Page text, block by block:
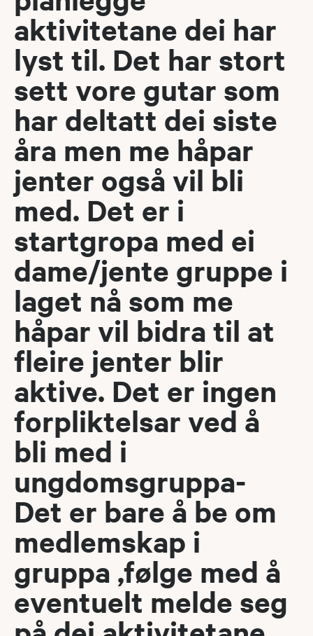
aktivitetane dei har
lyst til. Det har stort
sett vore gutar som
har deltatt dei siste
åra men me håpar
jenter også vil bli
med. Det er i
startgropa med ei
dame/jente gruppe i
laget nå som me
håpar vil bidra til at
fleire jenter blir
aktive. Det er ingen
forpliktelsar ved å
bli med i
ungdomsgruppa-
Det er bare å be om
medlemskap i
gruppa ,følge med å
eventuelt melde seg